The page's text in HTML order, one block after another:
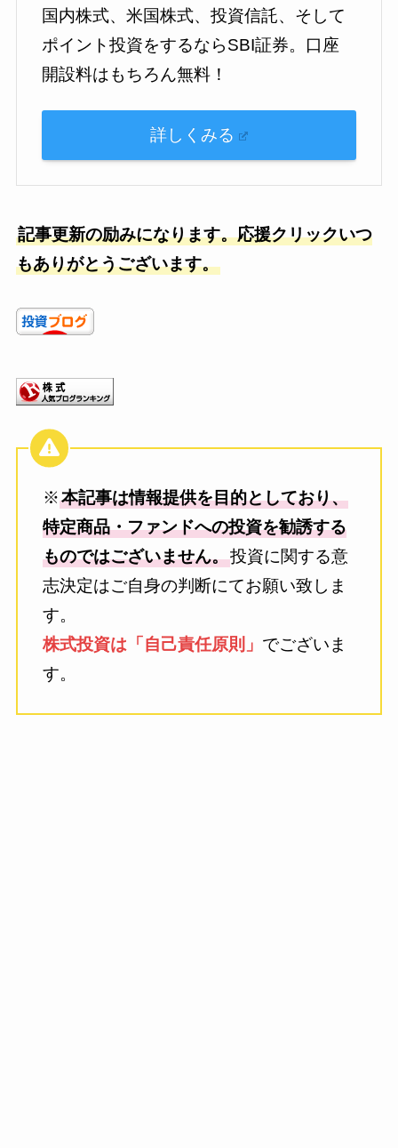
国内株式、米国株式、投資信託、そして
ポイント投資をするならSBI証券。口座
開設料はもちろん無料！
詳しくみる
記事更新の励みになります。応援クリックいつ
もありがとうございます。
※本記事は情報提供を目的としており、
特定商品・ファンドへの投資を勧誘する
ものではございません。投資に関する意
志決定はご自身の判断にてお願い致しま
す。
株式投資は「自己責任原則」 でございま
す。